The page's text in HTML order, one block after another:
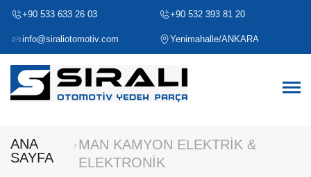
+90 533 633 26 03 +90 532 393 81 20
info@siraliotomotiv.com Yenimahalle/ANKARA
ANA
SAYFA
MAN KAMYON ELEKTRİK &
ELEKTRONİK